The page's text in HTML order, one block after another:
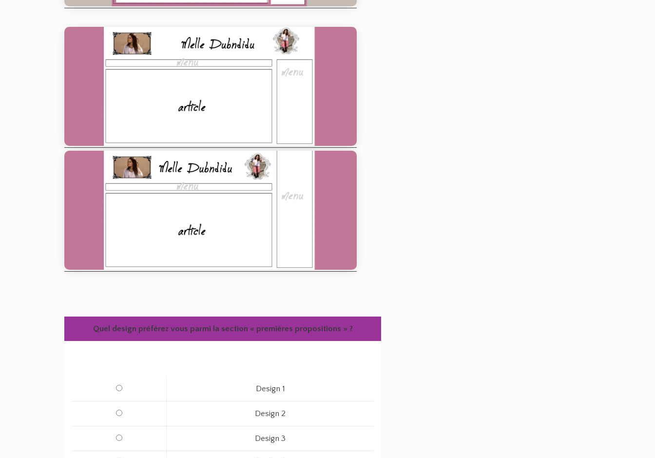
Quel design préférez vous parmi la section « premières propositions » ?
Design 1
Design 2
Design 3